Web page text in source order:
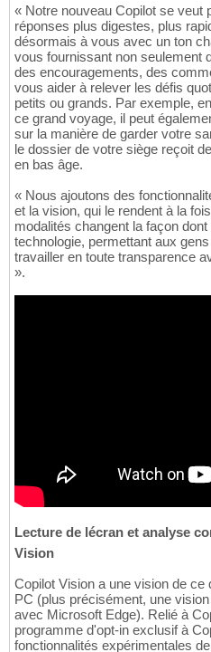
« Notre nouveau Copilot se veut
réponses plus digestes, plus
désormais à vous avec un ton
vous fournissant non seulement
des encouragements, des
vous aider à relever les défis
petits ou grands. Par exemple,
ce grand voyage, il peut
sur la manière de garder votre
le dossier de votre siège reçoit
en bas âge.
« Nous ajoutons des
et la vision, qui le rendent à la
modalités changent la façon
technologie, permettant aux
travailler en toute transparence
».
Lecture de lécran et analyse
Vision
Copilot Vision a une vision de
PC (plus précisément, une
avec Microsoft Edge). Relié à
programme d'opt-in exclusif à
fonctionnalités expérimentales